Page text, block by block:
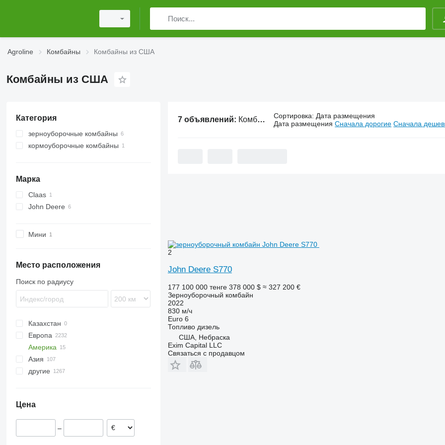
Agroline Комбайны Комбайны из США
Комбайны из США
Категория
зерноуборочные комбайны
кормоуборочные комбайны
Марка
Claas
Lexion
John Deere
Мини
Место расположения
Поиск по радиусу
Казахстан
Европа
Германия
Польша
Франция
Нидерланды
Венгрия
Америка
Мексика
США
Азия
Япония
Китай
другие
Аргентина
Колумбия
Цена
–
7 объявлений: Комбайны из США Сортировка: Дата размещения
Дата размещения Сначала дорогие Сначала
2
John Deere S770
177 100 000 тенге 378 000 $ ≈ 327 200 €
Зерноуборочный комбайн
2022
830 м/ч
Euro 6
Топливо дизель
США, Небраска
Exim Capital LLC
Связаться с продавцом